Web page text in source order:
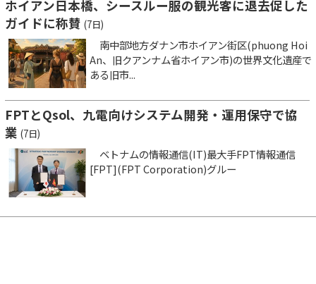
ホイアン日本橋、シースルー服の観光客に退去促した
ガイドに称賛 (7日)
南中部地方ダナン市ホイアン街区(phuong Hoi
An、旧クアンナム省ホイアン市)の世界文化遺産で
ある旧市...
FPTとQsol、九電向けシステム開発・運用保守で協
業 (7日)
ベトナムの情報通信(IT)最大手FPT情報通信
[FPT](FPT Corporation)グルー